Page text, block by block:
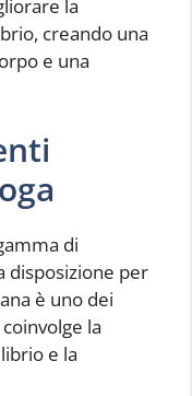
la
creando una
e una
di
disposizione per
è uno dei
la
e la